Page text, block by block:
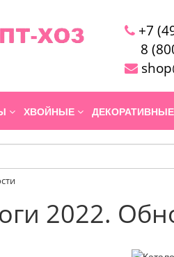
+7
8
ХВОЙНЫЕ ДЕКОРАТИВНЫЕ
2022.